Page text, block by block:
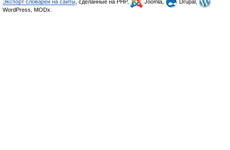
Экспорт словарей на сайты , сделанные на PHP, Joomla,
Drupal,
WordPress, MODx.